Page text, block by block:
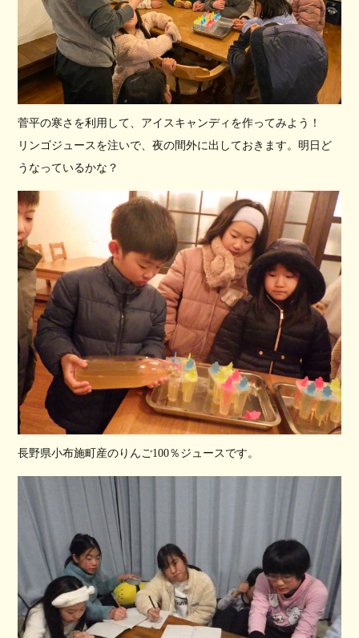
菅平の寒さを利用して、アイスキャンディを作ってみよう！
リンゴジュースを注いで、夜の間外に出しておきます。明日ど
うなっているかな？
長野県小布施町産のりんご100％ジュースです。